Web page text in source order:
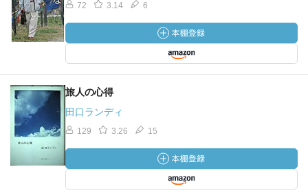
72 3.14 6
旅人の心得
田口ランディ
129 3.26 15